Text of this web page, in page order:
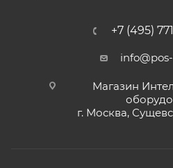
+7 (495)
Магазин
г. Москва,